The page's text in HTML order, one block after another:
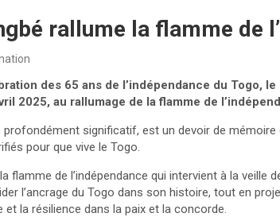
rallume la flamme de
des 65 ans de l’indépendance du Togo,
2025, au rallumage de la flamme de
significatif, est un devoir de
pour que vive le Togo.
flamme de l’indépendance qui intervient à la veille
l’ancrage du Togo dans son histoire, tout en
et la résilience dans la paix et la concorde.